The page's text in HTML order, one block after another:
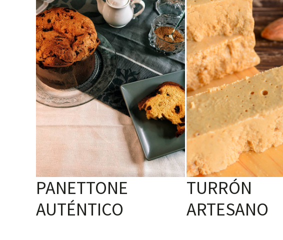
PANETTONE
AUTÉNTICO
TURRÓN
ARTESANO